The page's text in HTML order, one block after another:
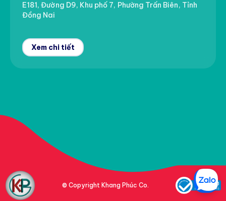
E181, Đường D9, Khu phố 7, Phường Trấn Biên, Tỉnh
Đồng Nai
Xem chi tiết
© Copyright Khang Phúc Co.